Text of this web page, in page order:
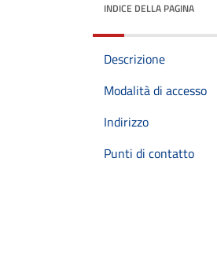
INDICE DELLA PAGINA
Descrizione
Modalità di accesso
Indirizzo
Punti di contatto